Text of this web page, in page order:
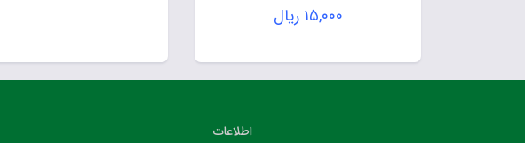
۱۵,۰۰۰ ریال
اطلاعات